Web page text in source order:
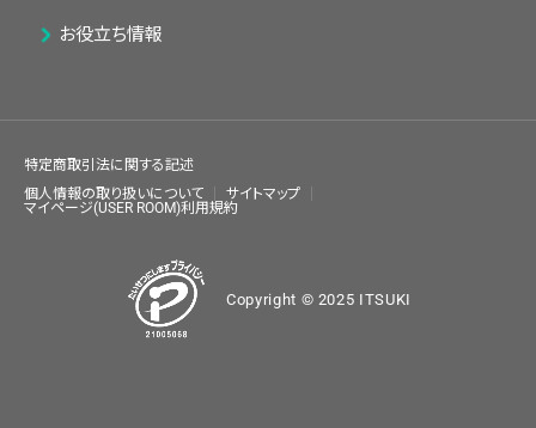
お役立ち情報
特定商取引法に関する記述
個人情報の取り扱いについて
サイトマップ
マイページ(USER ROOM)利用規約
Copyright © 2025 ITSUKI